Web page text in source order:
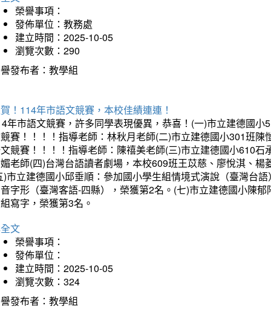
榮譽事項：
發佈單位：教務處
建立時間：2025-10-05
瀏覽次數：290
發布者：教學組
！114年市語文競賽，本校佳績連連！
年市語文競賽，許多同學表現優異，恭喜！(一)市立建德國
賽！！！！指導老師：林秋月老師(二)市立建德國小301班
競賽！！！！指導老師：陳禧美老師(三)市立建德國小610
老師(四)台灣台語讀者劇場，本校609班王苡慈、廖悅淇、
)市立建德國小邱垂順：參加國小學生組情境式演說（臺灣台
字形（臺灣客語-四縣），榮獲第2名。(七)市立建德國小陳
寫字，榮獲第3名。
文
榮譽事項：
發佈單位：
建立時間：2025-10-05
瀏覽次數：324
發布者：教學組